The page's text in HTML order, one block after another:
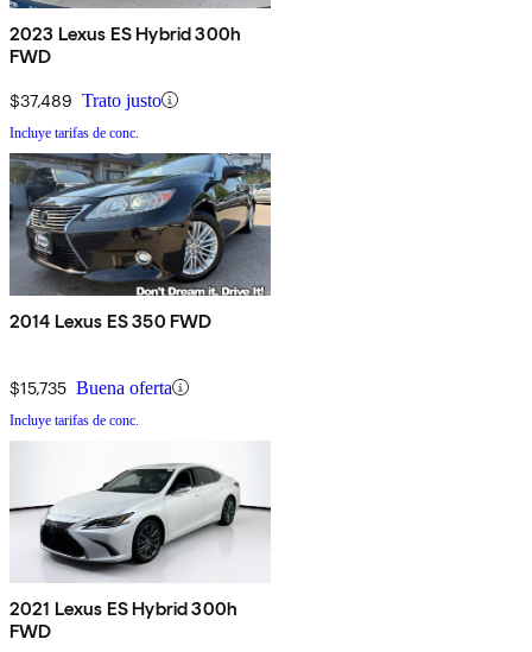
2023 Lexus ES Hybrid 300h
FWD
$37,489 Trato justo
Incluye tarifas de conc.
2014 Lexus ES 350 FWD
$15,735 Buena oferta
Incluye tarifas de conc.
2021 Lexus ES Hybrid 300h
FWD